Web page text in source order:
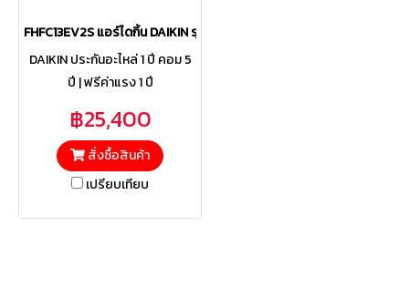
FHFC13EV2S แอร์ไดกิ้น DAIKIN รุ่น SkyAir Ceiling Standard
DAIKIN ประกันอะไหล่ 1 ปี คอม 5
ปี | ฟรีค่าแรง 1 ปี
฿25,400
สั่งซื้อสินค้า
เปรียบเทียบ